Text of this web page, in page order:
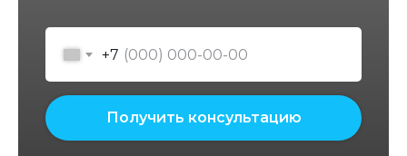
+7
Получить консультацию